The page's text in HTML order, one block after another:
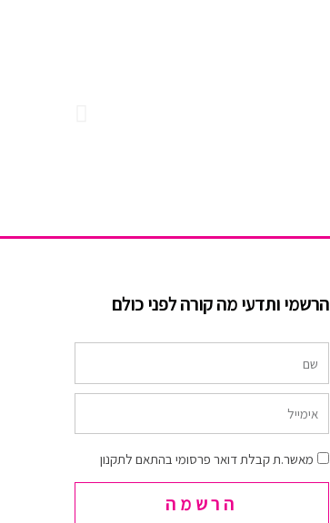
הרשמי ותדעי מה קורה לפני כולם
שם
אימייל
הסכמה
מאשר.ת קבלת דואר פרסומי בהתאם לתקנון
הרשמה